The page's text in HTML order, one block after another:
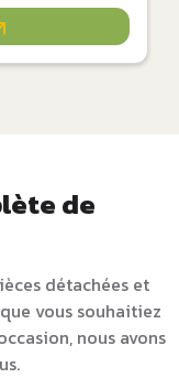
de
détachées et
vous souhaitiez
nous avons